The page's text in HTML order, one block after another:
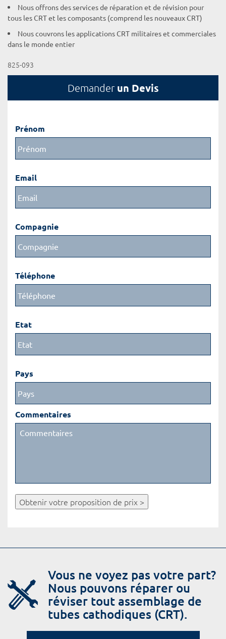
Nous offrons des services de réparation et de révision pour
tous les CRT et les composants (comprend les nouveaux CRT)
Nous couvrons les applications CRT militaires et commerciales
dans le monde entier
825-093
Demander un Devis
Prénom
Email
Compagnie
Téléphone
Etat
Pays
Commentaires
Obtenir votre proposition de prix >
Vous ne voyez pas votre part?
Nous pouvons réparer ou
réviser tout assemblage de
tubes cathodiques (CRT).